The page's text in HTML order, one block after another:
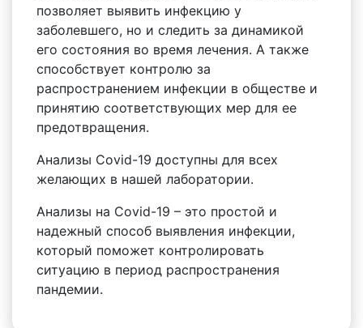
позволяет выявить инфекцию у
заболевшего, но и следить за динамикой
его состояния во время лечения. А также
способствует контролю за
распространением инфекции в обществе и
принятию соответствующих мер для ее
предотвращения.
Анализы Covid-19 доступны для всех
желающих в нашей лаборатории.
Анализы на Covid-19 – это простой и
надежный способ выявления инфекции,
который поможет контролировать
ситуацию в период распространения
пандемии.